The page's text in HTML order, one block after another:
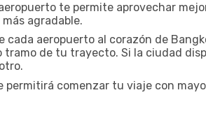
te permite aprovechar
agradable.
cada aeropuerto al corazón de
de tu trayecto. Si la ciudad
comenzar tu viaje con